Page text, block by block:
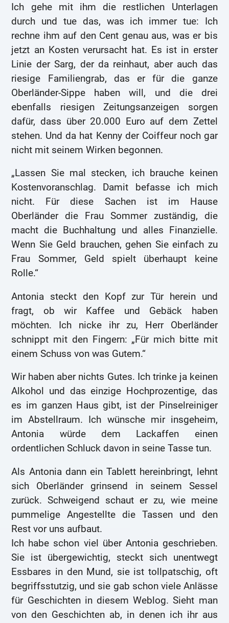
Ich gehe mit ihm die restlichen Unterlagen
durch und tue das, was ich immer tue: Ich
rechne ihm auf den Cent genau aus, was er bis
jetzt an Kosten verursacht hat. Es ist in erster
Linie der Sarg, der da reinhaut, aber auch das
riesige Familiengrab, das er für die ganze
Oberländer-Sippe haben will, und die drei
ebenfalls riesigen Zeitungsanzeigen sorgen
dafür, dass über 20.000 Euro auf dem Zettel
stehen. Und da hat Kenny der Coiffeur noch gar
nicht mit seinem Wirken begonnen.
„Lassen Sie mal stecken, ich brauche keinen
Kostenvoranschlag. Damit befasse ich mich
nicht. Für diese Sachen ist im Hause
Oberländer die Frau Sommer zuständig, die
macht die Buchhaltung und alles Finanzielle.
Wenn Sie Geld brauchen, gehen Sie einfach zu
Frau Sommer, Geld spielt überhaupt keine
Rolle.“
Antonia steckt den Kopf zur Tür herein und
fragt, ob wir Kaffee und Gebäck haben
möchten. Ich nicke ihr zu, Herr Oberländer
schnippt mit den Fingern: „Für mich bitte mit
einem Schuss von was Gutem.“
Wir haben aber nichts Gutes. Ich trinke ja keinen
Alkohol und das einzige Hochprozentige, das
es im ganzen Haus gibt, ist der Pinselreiniger
im Abstellraum. Ich wünsche mir insgeheim,
Antonia würde dem Lackaffen einen
ordentlichen Schluck davon in seine Tasse tun.
Als Antonia dann ein Tablett hereinbringt, lehnt
sich Oberländer grinsend in seinem Sessel
zurück. Schweigend schaut er zu, wie meine
pummelige Angestellte die Tassen und den
Rest vor uns aufbaut.
Ich habe schon viel über Antonia geschrieben.
Sie ist übergewichtig, steckt sich unentwegt
Essbares in den Mund, sie ist tollpatschig, oft
begriffsstutzig, und sie gab schon viele Anlässe
für Geschichten in diesem Weblog. Sieht man
von den Geschichten ab, in denen ich ihr aus